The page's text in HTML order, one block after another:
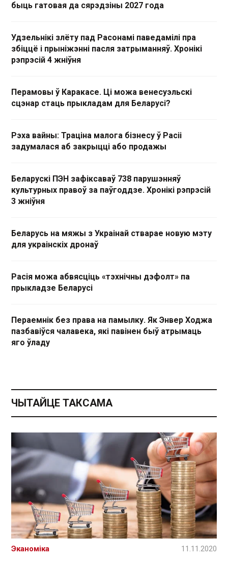
быць гатовая да сярэдзіны 2027 года
Удзельнікі злёту пад Расонамі паведамілі пра
збіццё і прыніжэнні пасля затрыманняў. Хронікі
рэпрэсій 4 жніўня
Перамовы ў Каракасе. Ці можа венесуэльскі
сцэнар стаць прыкладам для Беларусі?
Рэха вайны: Траціна малога бізнесу ў Расіі
задумалася аб закрыцці або продажы
Беларускі ПЭН зафіксаваў 738 парушэнняў
культурных правоў за паўгоддзе. Хронікі рэпрэсій
3 жніўня
Беларусь на мяжы з Украінай стварае новую мэту
для украінскіх дронаў
Расія можа абвясціць «тэхнічны дэфолт» па
прыкладзе Беларусі
Пераемнік без права на памылку. Як Энвер Ходжа
пазбавіўся чалавека, які павінен быў атрымаць
яго ўладу
ЧЫТАЙЦЕ ТАКСАМА
Эканоміка 11.11.2020